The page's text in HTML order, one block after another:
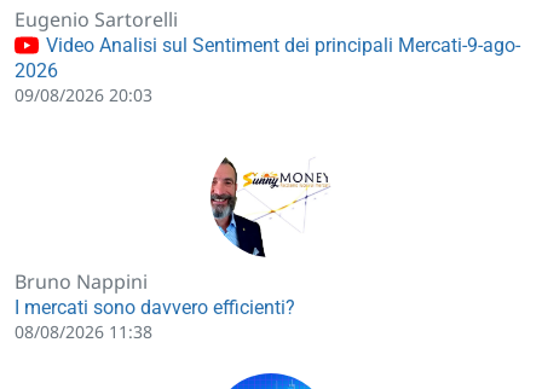
Eugenio Sartorelli
Video Analisi sul Sentiment dei principali Mercati-9-ago-
2026
09/08/2026 20:03
Bruno Nappini
I mercati sono davvero efficienti?
08/08/2026 11:38